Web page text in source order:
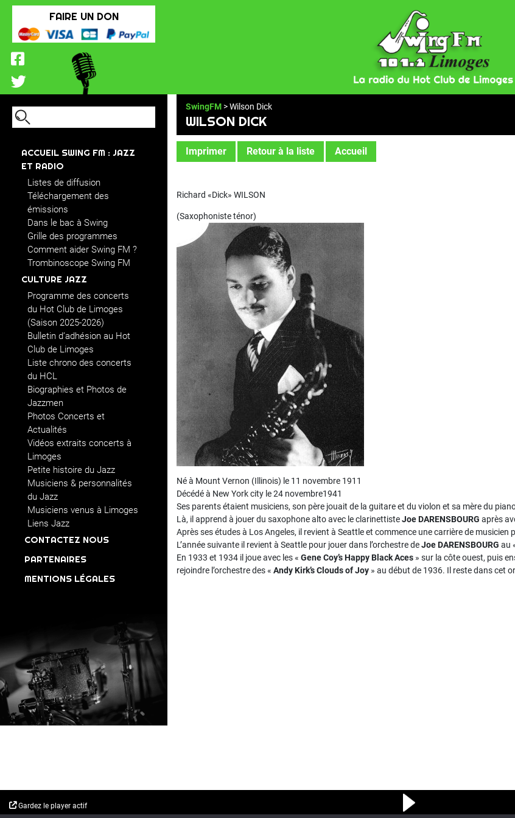
FAIRE UN DON
ACCUEIL SWING FM : JAZZ
ET RADIO
Listes de diffusion
Téléchargement des
émissions
Dans le bac à Swing
Grille des programmes
Comment aider Swing FM ?
Trombinoscope Swing FM
CULTURE JAZZ
Programme des concerts
du Hot Club de Limoges
(Saison 2025-2026)
Bulletin d’adhésion au Hot
Club de Limoges
Liste chrono des concerts
du HCL
Biographies et Photos de
Jazzmen
Photos Concerts et
Actualités
Vidéos extraits concerts à
Limoges
Petite histoire du Jazz
Musiciens & personnalités
du Jazz
Musiciens venus à Limoges
Liens Jazz
CONTACTEZ NOUS
PARTENAIRES
MENTIONS LÉGALES
SwingFM > Wilson Dick
WILSON DICK
Imprimer Retour à la liste Accueil
Richard «Dick» WILSON
(Saxophoniste ténor)
Né à Mount Vernon (Illinois) le 11 novembre 1911
Décédé à New York city le 24 novembre1941
Ses parents étaient musiciens, son père jouait de la guitare et du violon et sa mère du
Là, il apprend à jouer du saxophone alto avec le clarinettisteJoe DARENSBOURG après
Après ses études à Los Angeles, il revient à Seattle et commence une carrière de musicien
L’année suivante il revient à Seattle pour jouer dans l’orchestre deJoe DARENSBOURG au
En 1933 et 1934 il joue avec les « Gene Coy’s Happy Black Aces » sur la côte ouest, puis
rejoindre l’orchestre des « Andy Kirk’s Clouds of Joy » au début de 1936. Il reste dans cet
Gardez le player actif